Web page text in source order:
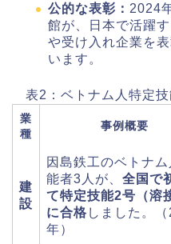
公的な表彰： 2024
館が、日本で活躍
や受け入れ企業を
います。
表2：ベトナム人特定
業
種
事例概要
建
設
因島鉄工のベトナム
能者3人が、 全国で
て特定技能2号（溶
に合格 しました。
年）